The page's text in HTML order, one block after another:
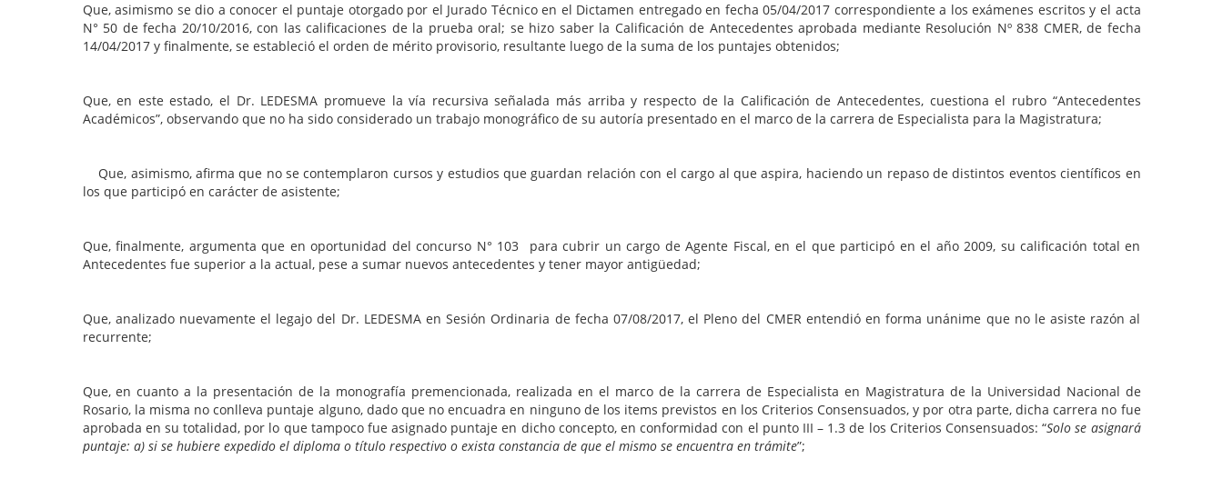
Que, asimismo se dio a conocer el puntaje otorgado por el Jurado Técnico en el Dictamen entregado en fecha 05/04/2017 correspondiente a los exámenes escritos y el acta
N° 50 de fecha 20/10/2016, con las calificaciones de la prueba oral; se hizo saber la Calificación de Antecedentes aprobada mediante Resolución Nº 838 CMER, de fecha
14/04/2017 y finalmente, se estableció el orden de mérito provisorio, resultante luego de la suma de los puntajes obtenidos;
Que, en este estado, el Dr. LEDESMA promueve la vía recursiva señalada más arriba y respecto de la Calificación de Antecedentes, cuestiona el rubro “Antecedentes
Académicos”, observando que no ha sido considerado un trabajo monográfico de su autoría presentado en el marco de la carrera de Especialista para la Magistratura;
Que, asimismo, afirma que no se contemplaron cursos y estudios que guardan relación con el cargo al que aspira, haciendo un repaso de distintos eventos científicos en
los que participó en carácter de asistente;
Que, finalmente, argumenta que en oportunidad del concurso N° 103 para cubrir un cargo de Agente Fiscal, en el que participó en el año 2009, su calificación total en
Antecedentes fue superior a la actual, pese a sumar nuevos antecedentes y tener mayor antigüedad;
Que, analizado nuevamente el legajo del Dr. LEDESMA en Sesión Ordinaria de fecha 07/08/2017, el Pleno del CMER entendió en forma unánime que no le asiste razón al
recurrente;
Que, en cuanto a la presentación de la monografía premencionada, realizada en el marco de la carrera de Especialista en Magistratura de la Universidad Nacional de
Rosario, la misma no conlleva puntaje alguno, dado que no encuadra en ninguno de los items previstos en los Criterios Consensuados, y por otra parte, dicha carrera no fue
aprobada en su totalidad, por lo que tampoco fue asignado puntaje en dicho concepto, en conformidad con el punto III – 1.3 de los Criterios Consensuados: “Solo se asignará
puntaje: a) si se hubiere expedido el diploma o título respectivo o exista constancia de que el mismo se encuentra en trámite”;